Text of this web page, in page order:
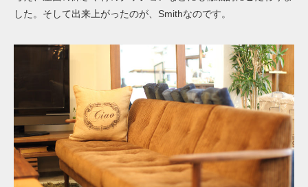
した。そして出来上がったのが、Smithなのです。